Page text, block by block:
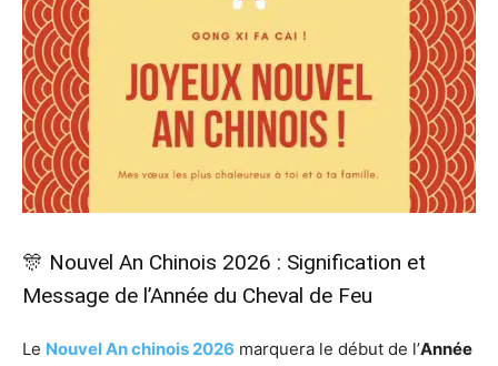
🎊 Nouvel An Chinois 2026 : Signification et
Message de l’Année du Cheval de Feu
Le Nouvel An chinois 2026 marquera le début de l’Année